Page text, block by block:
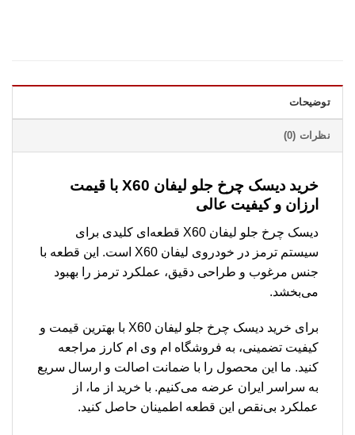
توضیحات
نظرات (0)
خرید دیسک چرخ جلو لیفان X60 با قیمت
ارزان و کیفیت عالی
دیسک چرخ جلو لیفان X60 قطعه‌ای کلیدی برای
سیستم ترمز در خودروی لیفان X60 است. این قطعه با
جنس مرغوب و طراحی دقیق، عملکرد ترمز را بهبود
می‌بخشد.
برای خرید دیسک چرخ جلو لیفان X60 با بهترین قیمت و
کیفیت تضمینی، به فروشگاه ام وی ام کارز مراجعه
کنید. ما این محصول را با ضمانت اصالت و ارسال سریع
به سراسر ایران عرضه می‌کنیم. با خرید از ما، از
عملکرد بی‌نقص این قطعه اطمینان حاصل کنید.